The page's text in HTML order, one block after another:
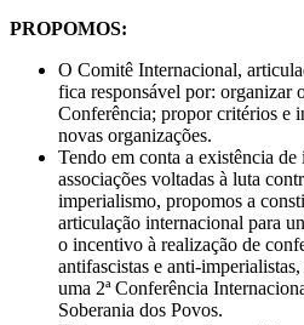
PROPOMOS:
⁠O Comitê Internacional,
fica responsável por: organizar
Conferência; propor critérios e
novas organizações.
Tendo em conta a existência de
associações voltadas à luta
imperialismo, propomos a
articulação internacional para
o incentivo à realização de
antifascistas e anti-
uma 2ª Conferência
Soberania dos Povos.